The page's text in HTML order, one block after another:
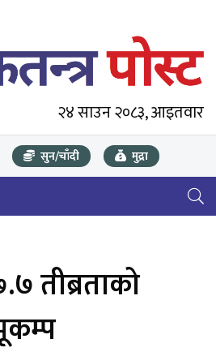
२४ साउन २०८३, आइतवार
सुन/चाँदी मुद्रा
तीब्रताको